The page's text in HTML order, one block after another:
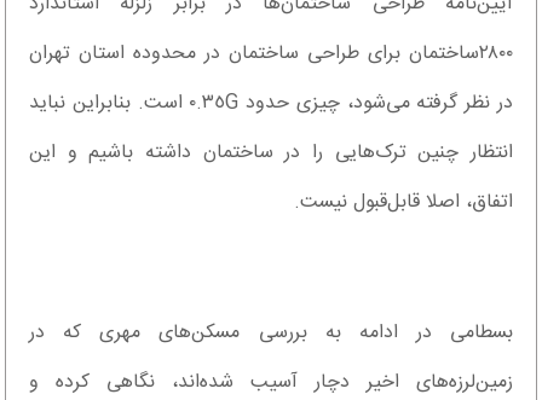
٢٨٠٠ساختمان برای طراحی ساختمان در محدوده استان تهران
در نظر گرفته می‌شود، چیزی حدود ٠.٣٥G است. بنابراین نباید
انتظار چنین ترک‌هایی را در ساختمان داشته باشیم و این
اتفاق، اصلا قابل‌قبول نیست.
بسطامی در ادامه به بررسی مسکن‌های مهری که در
زمین‌لرزه‌های اخیر دچار آسیب شده‌اند، نگاهی کرده و